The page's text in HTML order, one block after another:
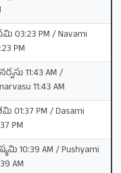
03:23 PM / Navami
PM
11:43 AM /
11:43 AM
01:37 PM / Dasami
PM
10:39 AM / Pushyami
AM